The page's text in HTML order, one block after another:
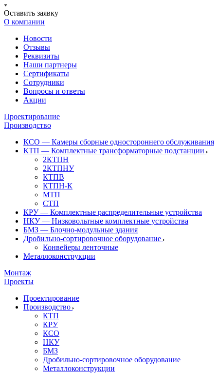
Оставить заявку
О компании
Новости
Отзывы
Реквизиты
Наши партнеры
Сертификаты
Сотрудники
Вопросы и ответы
Акции
Проектирование
Производство
КСО — Камеры сборные одностороннего обслуживания
КТП — Комплектные трансформаторные подстанции
2КТПН
2КТПНУ
КТПВ
КТПН-К
МТП
СТП
КРУ — Комплектные распределительные устройства
НКУ — Низковольтные комплектные устройства
БМЗ — Блочно-модульные здания
Дробильно-сортировочное оборудование
Конвейеры ленточные
Металлоконструкции
Монтаж
Проекты
Проектирование
Производство
КТП
КРУ
КСО
НКУ
БМЗ
Дробильно-сортировочное оборудование
Металлоконструкции